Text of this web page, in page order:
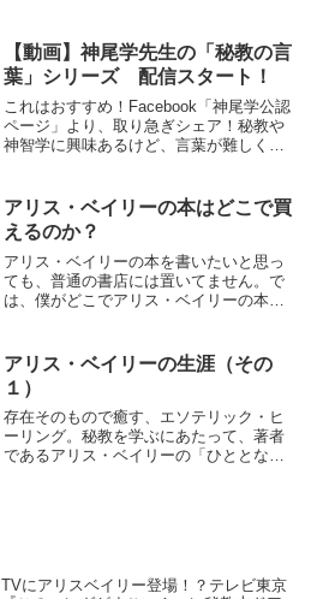
対応講座～準備中です【神尾学と学ぶ！
スピリチュアルの王道】...
【動画】神尾学先生の「秘教の言
葉」シリーズ 配信スタート！
これはおすすめ！Facebook「神尾学公認
ページ」より、取り急ぎシェア！秘教や
神智学に興味あるけど、言葉が難しくて
く、論理的・整合的に神尾先生が動画で
解説してくれます...
アリス・ベイリーの本はどこで買
えるのか？
アリス・ベイリーの本を書いたいと思っ
ても、普通の書店には置いてません。で
は、僕がどこでアリス・ベイリーの本を
hontoも利用してみて、紀伊国屋に在庫が
なかった『秘教心理...
アリス・ベイリーの生涯（その
１）
存在そのもので癒す、エソテリック・ヒ
ーリング。秘教を学ぶにあたって、著者
であるアリス・ベイリーの「ひととな
TVにアリスベイリー登場！？テレビ東京